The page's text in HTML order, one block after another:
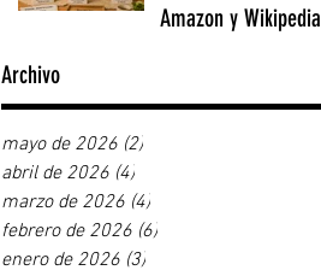
Amazon y Wikipedia
Archivo
mayo de 2026 (2)
abril de 2026 (4)
marzo de 2026 (4)
febrero de 2026 (6)
enero de 2026 (3)